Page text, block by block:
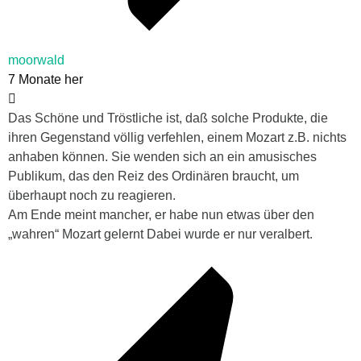
moorwald
7 Monate her
Das Schöne und Tröstliche ist, daß solche Produkte, die
ihren Gegenstand völlig verfehlen, einem Mozart z.B. nichts
anhaben können. Sie wenden sich an ein amusisches
Publikum, das den Reiz des Ordinären braucht, um
überhaupt noch zu reagieren.
Am Ende meint mancher, er habe nun etwas über den
„wahren“ Mozart gelernt Dabei wurde er nur veralbert.